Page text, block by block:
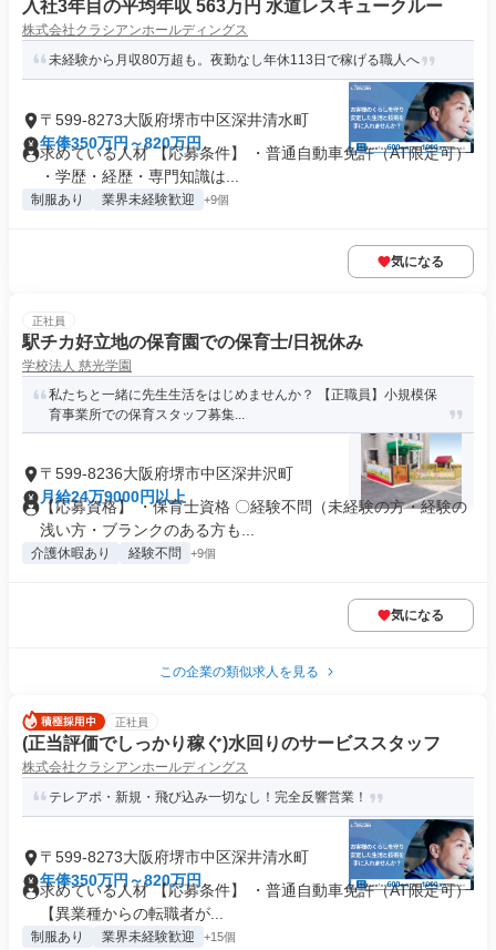
入社3年目の平均年収 563万円 水道レスキュークルー
株式会社クラシアンホールディングス
未経験から月収80万超も。夜勤なし年休113日で稼げる職人へ
〒599-8273大阪府堺市中区深井清水町
年俸350万円～820万円
求めている人材 【応募条件】 ・普通自動車免許（AT限定可）
・学歴・経歴・専門知識は...
制服あり 業界未経験歓迎 +9個
気になる
正社員
駅チカ好立地の保育園での保育士/日祝休み
学校法人 慈光学園
私たちと一緒に先生生活をはじめませんか？ 【正職員】小規模保
育事業所での保育スタッフ募集...
〒599-8236大阪府堺市中区深井沢町
月給24万9000円以上
【応募資格】 ・保育士資格 〇経験不問（未経験の方・経験の
浅い方・ブランクのある方も...
介護休暇あり 経験不問 +9個
気になる
この企業の類似求人を見る
正社員
(正当評価でしっかり稼ぐ)水回りのサービススタッフ
株式会社クラシアンホールディングス
テレアポ・新規・飛び込み一切なし！完全反響営業！
〒599-8273大阪府堺市中区深井清水町
年俸350万円～820万円
求めている人材 【応募条件】 ・普通自動車免許（AT限定可）
【異業種からの転職者が...
制服あり 業界未経験歓迎 +15個